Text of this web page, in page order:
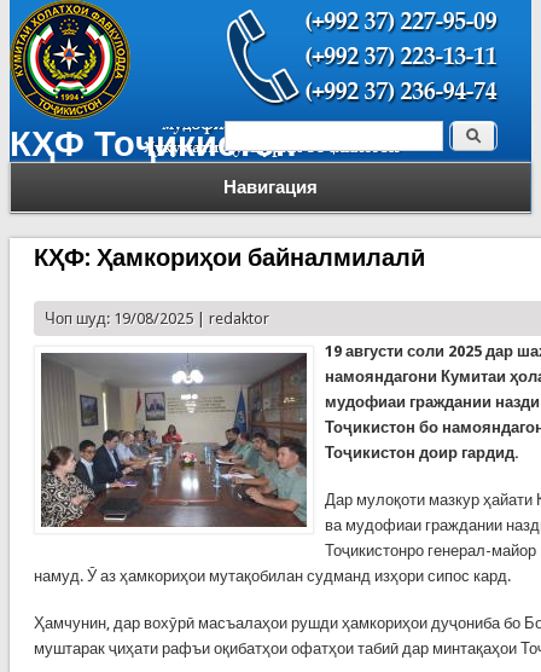
КҲФ Тоҷикистон
Навигация
Форма поиска Поиск
КҲФ: Ҳамкориҳои байналмилалӣ
Чоп шуд: 19/08/2025 | redaktor
19 августи соли 2025 дар
намояндагони Кумитаи
мудофиаи граждании
Тоҷикистон бо
Тоҷикистон доир гардид.
Дар мулоқоти мазкур
ва мудофиаи граждании
Тоҷикистонро генерал-
намуд. Ӯ аз ҳамкориҳои мутақобилан судманд изҳори сипос кард.
Ҳамчунин, дар вохӯрӣ масъалаҳои рушди ҳамкориҳои дуҷониба бо
муштарак ҷиҳати рафъи оқибатҳои офатҳои табиӣ дар минтақаҳои